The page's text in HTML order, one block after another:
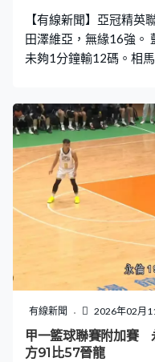
【有線新聞】亞冠精
田澤維亞，無緣16強。
未夠1分鐘輸12碼。相
揭發涉不正當交易。中
起腳偏離目標。88分鐘
花輸0比2，7戰4分，
早晉級。
有線新聞 2026年02月
甲一籃球聯賽附加賽
方91比57晉龍